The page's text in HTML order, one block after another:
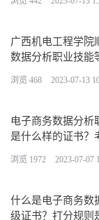
广西机电工程学院
数据分析职业技能
浏览 468 2023-07-13
电子商务数据分析
是什么样的证书？
浏览 1972 2023-07-07
什么是电子商务数
级证书？打分规则